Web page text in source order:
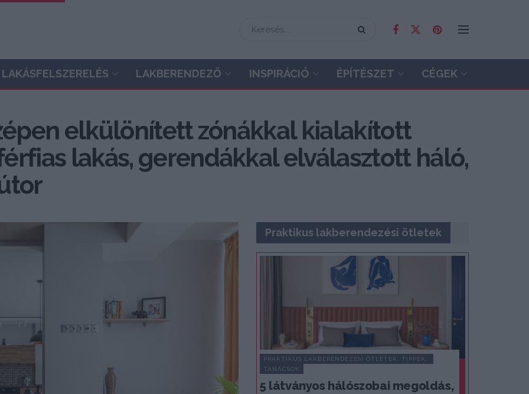
LAKÁSFELSZERELÉS LAKBERENDEZŐ INSPIRÁCIÓ ÉPÍTÉSZET CÉGEK
elkülönített zónákkal kialakított
lakás, gerendákkal elválasztott háló,
Praktikus lakberendezési ötletek
PRAKTIKUS LAKBERENDEZÉSI ÖTLETEK, TIPPEK,
TANÁCSOK
5 látványos hálószobai megoldás,